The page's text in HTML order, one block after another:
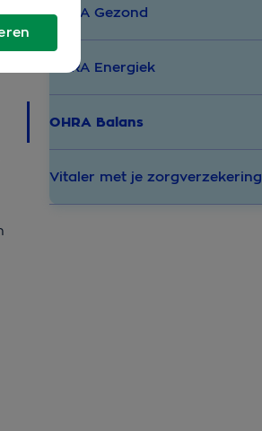
OHRA Gezond
OHRA Energiek
OHRA Balans
Vitaler met je zorgverzekering